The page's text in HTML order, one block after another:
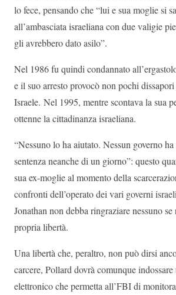
lo fece, pensando che “lui e sua moglie si
all’ambasciata israeliana con due valigie
gli avrebbero dato asilo”.
Nel 1986 fu quindi condannato
e il suo arresto provocò non pochi
Israele. Nel 1995, mentre scontava la sua
ottenne la cittadinanza israeliana.
“Nessuno lo ha aiutato. Nessun governo
sentenza neanche di un giorno”: questo
sua ex-moglie al momento della
confronti dell’operato dei vari governi
Jonathan non debba ringraziare nessuno se
propria libertà.
Una libertà che, peraltro, non può dirsi
carcere, Pollard dovrà comunque
elettronico che permetta all’FBI di